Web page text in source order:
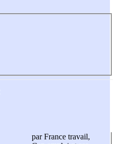
par France travail,